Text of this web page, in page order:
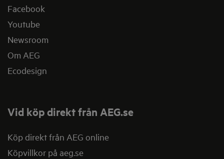
Facebook
Youtube
Newsroom
Om AEG
Ecodesign
Vid köp direkt från AEG.se
Köp direkt från AEG online
Köpvillkor på aeg.se